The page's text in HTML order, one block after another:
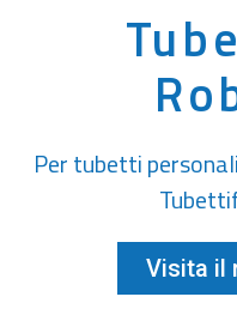
Per tubetti
Visita il